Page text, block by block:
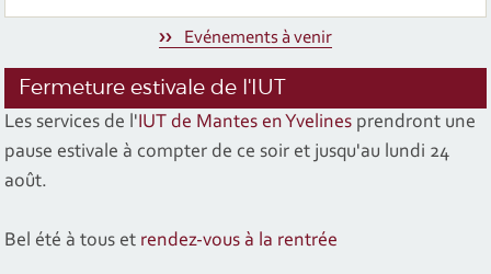
Evénements à venir
Fermeture estivale de l'IUT
Les services de l'IUT de Mantes en Yvelines prendront une
pause estivale à compter de ce soir et jusqu'au lundi 24
août.
Bel été à tous et rendez-vous à la rentrée